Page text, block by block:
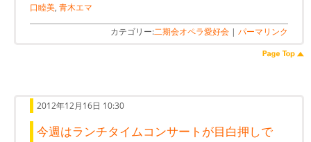
口睦美, 青木エマ
カテゴリー:二期会オペラ愛好会 | パーマリンク
2012年12月16日 10:30
今週はランチタイムコンサートが目白押しで